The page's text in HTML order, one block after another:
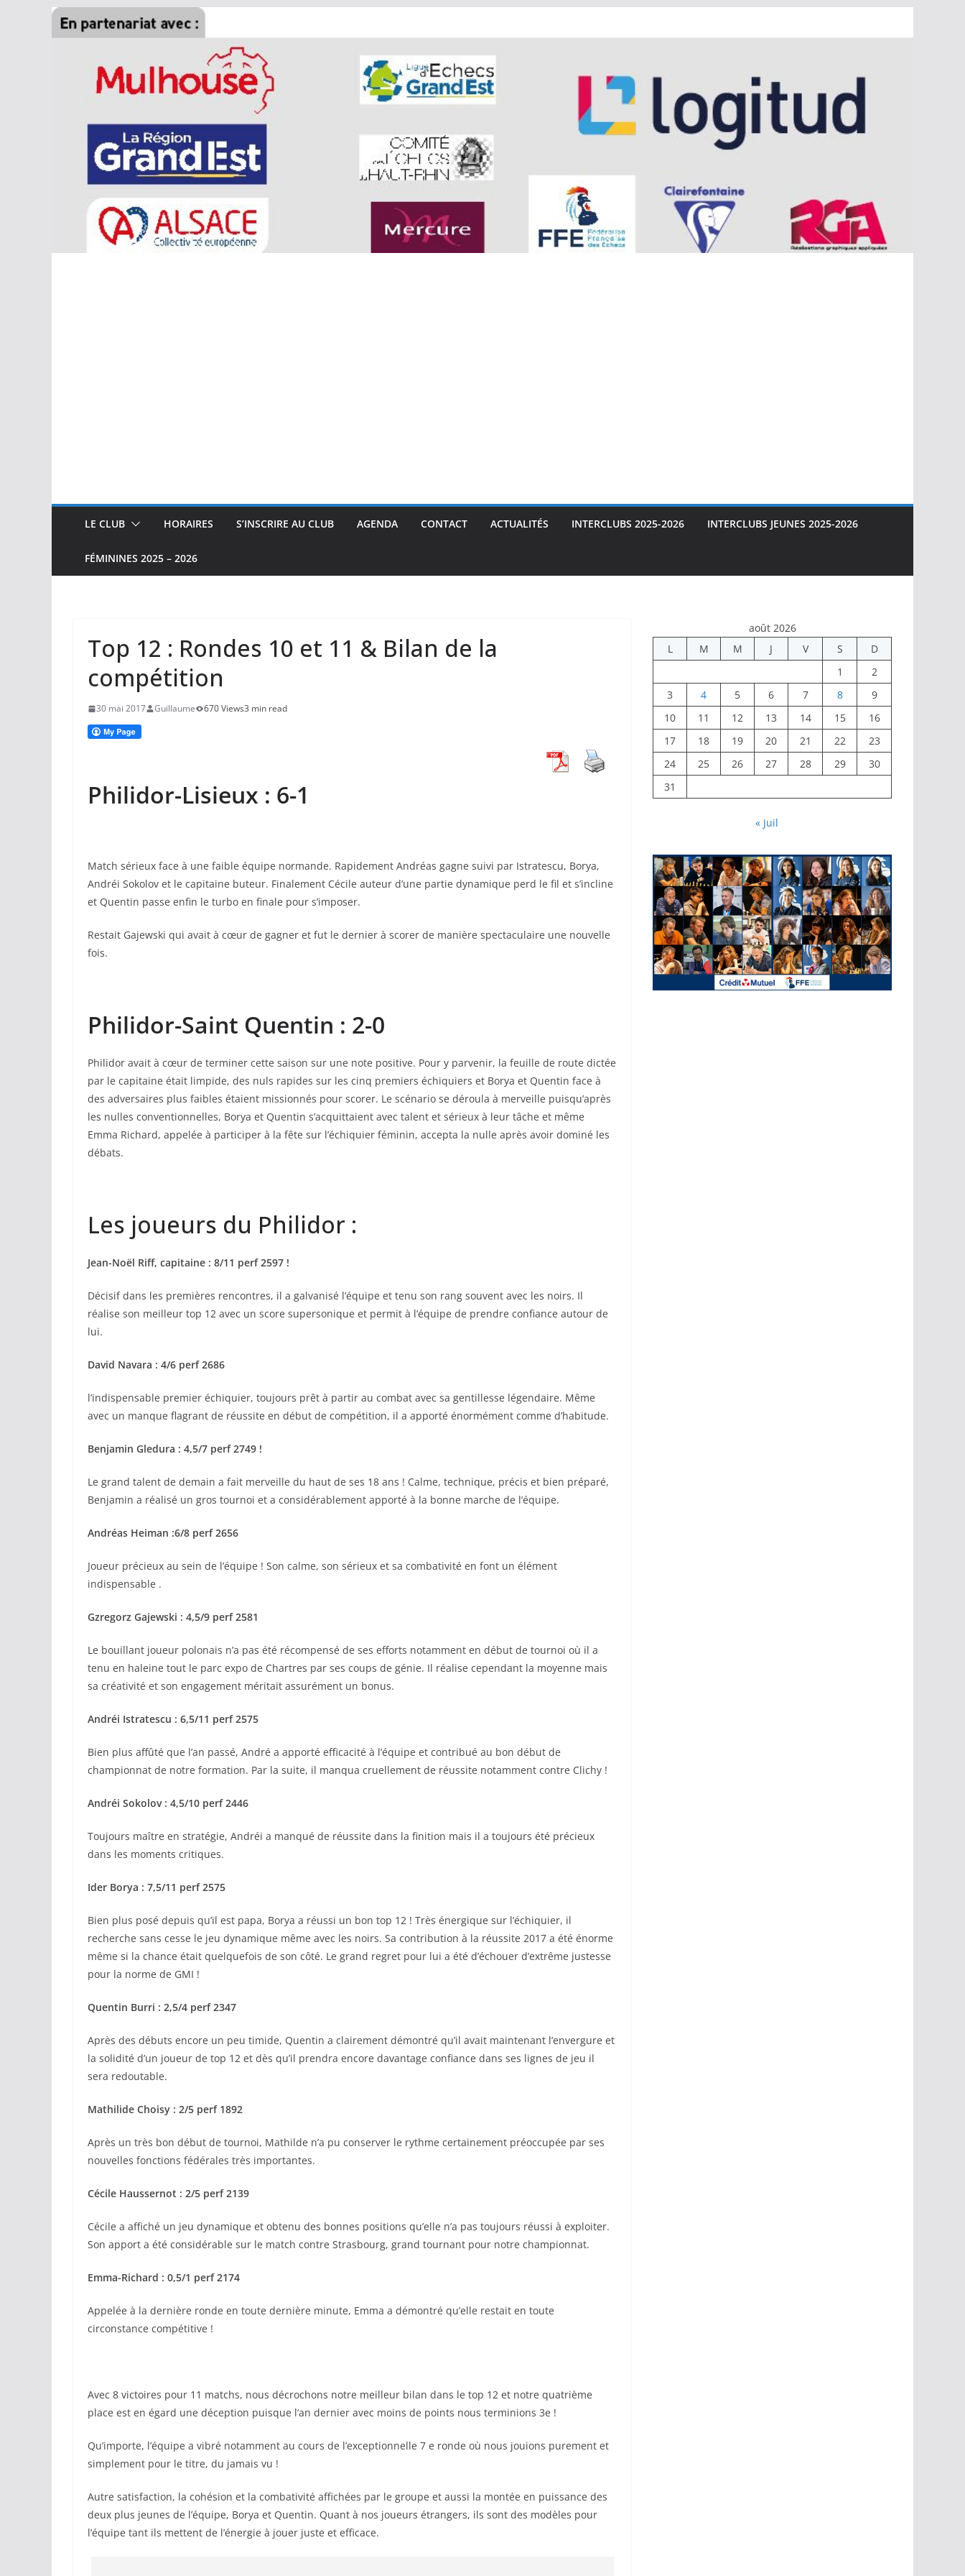
Passer
au
LE CLUB HORAIRES S’INSCRIRE AU CLUB AGENDA CONTACT ACTUALITÉS INTERCLUBS 2025-2026 INTERCLUBS JEUNES 2025-2026
FÉMININES 2025 – 2026
Top 12 : Rondes 10 et 11 & Bilan de la
compétition
30 mai 2017 Guillaume 670 Views3 min read
Philidor-Lisieux : 6-1
Match sérieux face à une faible équipe normande. Rapidement Andréas gagne suivi par Istratescu, Borya,
Andréi Sokolov et le capitaine buteur. Finalement Cécile auteur d’une partie dynamique perd le fil et s’incline
et Quentin passe enfin le turbo en finale pour s’imposer.
Restait Gajewski qui avait à cœur de gagner et fut le dernier à scorer de manière spectaculaire une nouvelle
fois.
Philidor-Saint Quentin : 2-0
Philidor avait à cœur de terminer cette saison sur une note positive. Pour y parvenir, la feuille de route dictée
par le capitaine était limpide, des nuls rapides sur les cinq premiers échiquiers et Borya et Quentin face à
des adversaires plus faibles étaient missionnés pour scorer. Le scénario se déroula à merveille puisqu’après
les nulles conventionnelles, Borya et Quentin s’acquittaient avec talent et sérieux à leur tâche et même
Emma Richard, appelée à participer à la fête sur l’échiquier féminin, accepta la nulle après avoir dominé les
débats.
Les joueurs du Philidor :
Jean-Noël Riff, capitaine : 8/11 perf 2597 !
Décisif dans les premières rencontres, il a galvanisé l’équipe et tenu son rang souvent avec les noirs. Il
réalise son meilleur top 12 avec un score supersonique et permit à l’équipe de prendre confiance autour de
lui.
David Navara : 4/6 perf 2686
l’indispensable premier échiquier, toujours prêt à partir au combat avec sa gentillesse légendaire. Même
avec un manque flagrant de réussite en début de compétition, il a apporté énormément comme d’habitude.
Benjamin Gledura : 4,5/7 perf 2749 !
Le grand talent de demain a fait merveille du haut de ses 18 ans ! Calme, technique, précis et bien préparé,
Benjamin a réalisé un gros tournoi et a considérablement apporté à la bonne marche de l’équipe.
Andréas Heiman :6/8 perf 2656
Joueur précieux au sein de l’équipe ! Son calme, son sérieux et sa combativité en font un élément
indispensable .
Gzregorz Gajewski : 4,5/9 perf 2581
Le bouillant joueur polonais n’a pas été récompensé de ses efforts notamment en début de tournoi où il a
tenu en haleine tout le parc expo de Chartres par ses coups de génie. Il réalise cependant la moyenne mais
sa créativité et son engagement méritait assurément un bonus.
Andréi Istratescu : 6,5/11 perf 2575
Bien plus affûté que l’an passé, André a apporté efficacité à l’équipe et contribué au bon début de
championnat de notre formation. Par la suite, il manqua cruellement de réussite notamment contre Clichy !
Andréi Sokolov : 4,5/10 perf 2446
Toujours maître en stratégie, Andréi a manqué de réussite dans la finition mais il a toujours été précieux
dans les moments critiques.
Ider Borya : 7,5/11 perf 2575
Bien plus posé depuis qu’il est papa, Borya a réussi un bon top 12 ! Très énergique sur l’échiquier, il
recherche sans cesse le jeu dynamique même avec les noirs. Sa contribution à la réussite 2017 a été énorme
même si la chance était quelquefois de son côté. Le grand regret pour lui a été d’échouer d’extrême justesse
pour la norme de GMI !
Quentin Burri : 2,5/4 perf 2347
Après des débuts encore un peu timide, Quentin a clairement démontré qu’il avait maintenant l’envergure et
la solidité d’un joueur de top 12 et dès qu’il prendra encore davantage confiance dans ses lignes de jeu il
sera redoutable.
Mathilide Choisy : 2/5 perf 1892
Après un très bon début de tournoi, Mathilde n’a pu conserver le rythme certainement préoccupée par ses
nouvelles fonctions fédérales très importantes.
Cécile Haussernot : 2/5 perf 2139
Cécile a affiché un jeu dynamique et obtenu des bonnes positions qu’elle n’a pas toujours réussi à exploiter.
Son apport a été considérable sur le match contre Strasbourg, grand tournant pour notre championnat.
Emma-Richard : 0,5/1 perf 2174
Appelée à la dernière ronde en toute dernière minute, Emma a démontré qu’elle restait en toute
circonstance compétitive !
Avec 8 victoires pour 11 matchs, nous décrochons notre meilleur bilan dans le top 12 et notre quatrième
place est en égard une déception puisque l’an dernier avec moins de points nous terminions 3e !
Qu’importe, l’équipe a vibré notamment au cours de l’exceptionnelle 7 e ronde où nous jouions purement et
simplement pour le titre, du jamais vu !
Autre satisfaction, la cohésion et la combativité affichées par le groupe et aussi la montée en puissance des
deux plus jeunes de l’équipe, Borya et Quentin. Quant à nos joueurs étrangers, ils sont des modèles pour
l’équipe tant ils mettent de l’énergie à jouer juste et efficace.
août 2026
L
M M J V S
D
1
2
3
4 5 6 7 8
9
10
11 12 13 14 15
16
17
18 19 20 21 22
23
24
25 26 27 28 29
30
31
« Juil